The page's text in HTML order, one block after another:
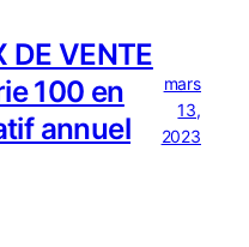
DE VENTE
100 en
annuel
mars
13,
2023